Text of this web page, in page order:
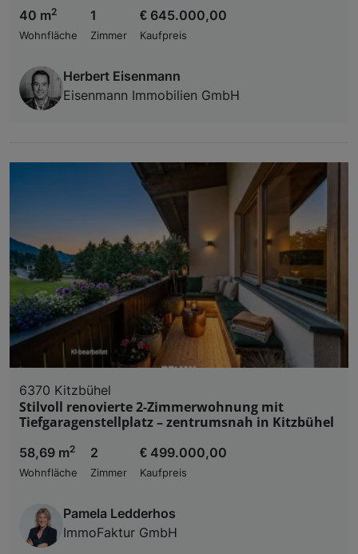
40 m2
Wohnfläche
1
Zimmer
€ 645.000,00
Kaufpreis
Herbert Eisenmann
Eisenmann Immobilien GmbH
6370 Kitzbühel
Stilvoll renovierte 2-Zimmerwohnung mit
Tiefgaragenstellplatz – zentrumsnah in Kitzbühel
58,69 m2
Wohnfläche
2
Zimmer
€ 499.000,00
Kaufpreis
Pamela Ledderhos
ImmoFaktur GmbH